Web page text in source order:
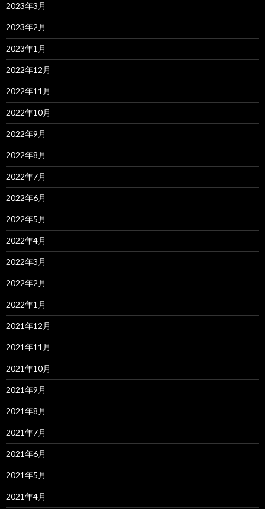
2023年3月
2023年2月
2023年1月
2022年12月
2022年11月
2022年10月
2022年9月
2022年8月
2022年7月
2022年6月
2022年5月
2022年4月
2022年3月
2022年2月
2022年1月
2021年12月
2021年11月
2021年10月
2021年9月
2021年8月
2021年7月
2021年6月
2021年5月
2021年4月